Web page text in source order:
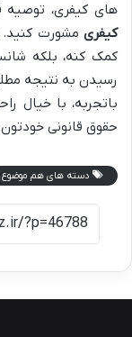
های کیفری،
کیفری مشورت کنید.
کمک کنه، بلکه
رسیدن به نتیجه
باتجربه، با خیال
حقوق قانونی
دسته های هم موضوع